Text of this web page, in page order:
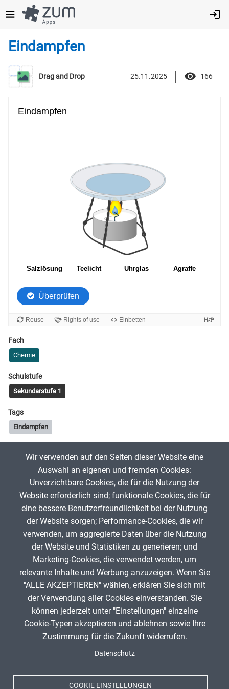
zum
Inhalt
Eindampfen
Drag and Drop 25.11.2025 166
Fach
Chemie
Schulstufe
Sekundarstufe 1
Tags
Eindampfen
arbeitsding 25. November 2025
App melden
Infos zum Urheberrecht
arbeitsding (Author)
BY-SA 4.0)
ANZEIGE
Spenden
Impressum
Wir verwenden auf den Seiten dieser Website eine
Auswahl an eigenen und fremden Cookies:
Unverzichtbare Cookies, die für die Nutzung der
Website erforderlich sind; funktionale Cookies, die für
eine bessere Benutzerfreundlichkeit bei der Nutzung
der Website sorgen; Performance-Cookies, die wir
verwenden, um aggregierte Daten über die Nutzung
der Website und Statistiken zu generieren; und
Marketing-Cookies, die verwendet werden, um
relevante Inhalte und Werbung anzuzeigen. Wenn Sie
"ALLE AKZEPTIEREN" wählen, erklären Sie sich mit
der Verwendung aller Cookies einverstanden. Sie
können jederzeit unter "Einstellungen" einzelne
Cookie-Typen akzeptieren und ablehnen sowie Ihre
Zustimmung für die Zukunft widerrufen.
Datenschutz
COOKIE EINSTELLUNGEN